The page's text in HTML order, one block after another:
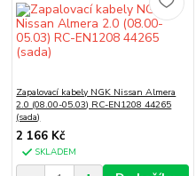
Zapalovací kabely NGK Nissan Almera
2.0 (08.00-05.03) RC-EN1208 44265
(sada)
2 166 Kč
SKLADEM